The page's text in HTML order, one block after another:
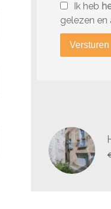
Ik heb
gelezen
Versturen